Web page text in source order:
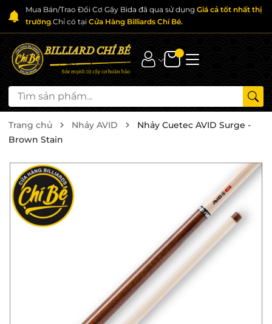
Mua Bán/Trao Đổi Cơ Gậy Bida đã qua sử dụng Giá cả tốt nhất thị
trường.Chỉ có tại Cửa Hàng Billiards Chí Bé.
Trang chủ Nhảy AVID
Nhảy Cuetec AVID Surge -
Brown Stain